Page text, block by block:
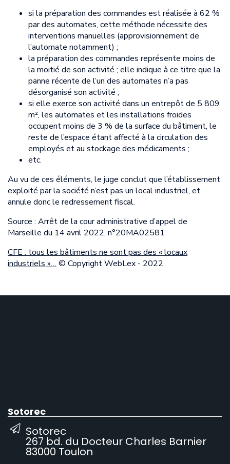
si la préparation des commandes est réalisée à 62 %
par des automates, cette méthode nécessite des
interventions manuelles (approvisionnement de
l’automate notamment) ;
la préparation des commandes représente moins de
la moitié de son activité ; elle indique à ce titre que la
panne récente de l’un des automates n’a pas
désorganisé son activité ;
si elle exerce son activité dans un entrepôt de 5 809
m², les automates et les installations froides
occupent moins de 3 % de la surface du bâtiment, le
reste de l’espace étant affecté à la circulation des
employés et au stockage des médicaments ;
etc.
Au vu de ces éléments, le juge conclut que l’établissement
exploité par la société n’est pas un local industriel, et
annule donc le redressement fiscal.
Source : Arrêt de la cour administrative d’appel de
Marseille du 14 avril 2022, n°20MA02581
CFE : tous les bâtiments ne sont pas des « locaux
industriels »… © Copyright WebLex - 2022
Sotorec
Sotorec
267 bd. du Docteur Charles Barnier
83000 Toulon